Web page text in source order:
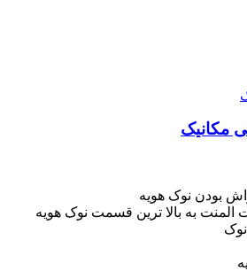
مکانیک
بودن نوک هویه
المنت به بالا ترین قسمت نوک هویه